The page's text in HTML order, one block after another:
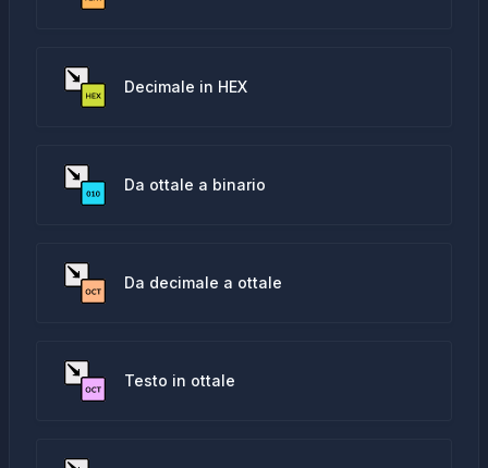
Decimale in HEX
Da ottale a binario
Da decimale a ottale
Testo in ottale